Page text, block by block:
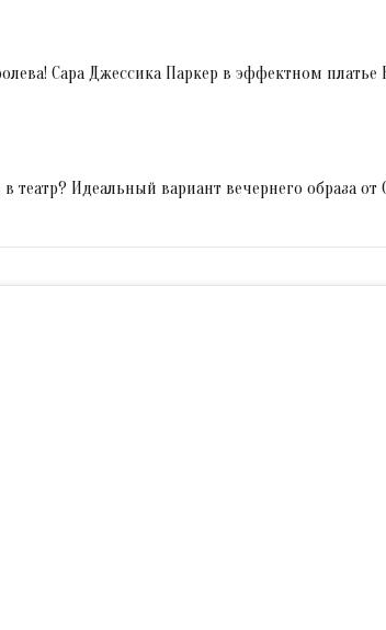
Сара Джессика Паркер в эффектном платье
в театр? Идеальный вариант вечернего образа